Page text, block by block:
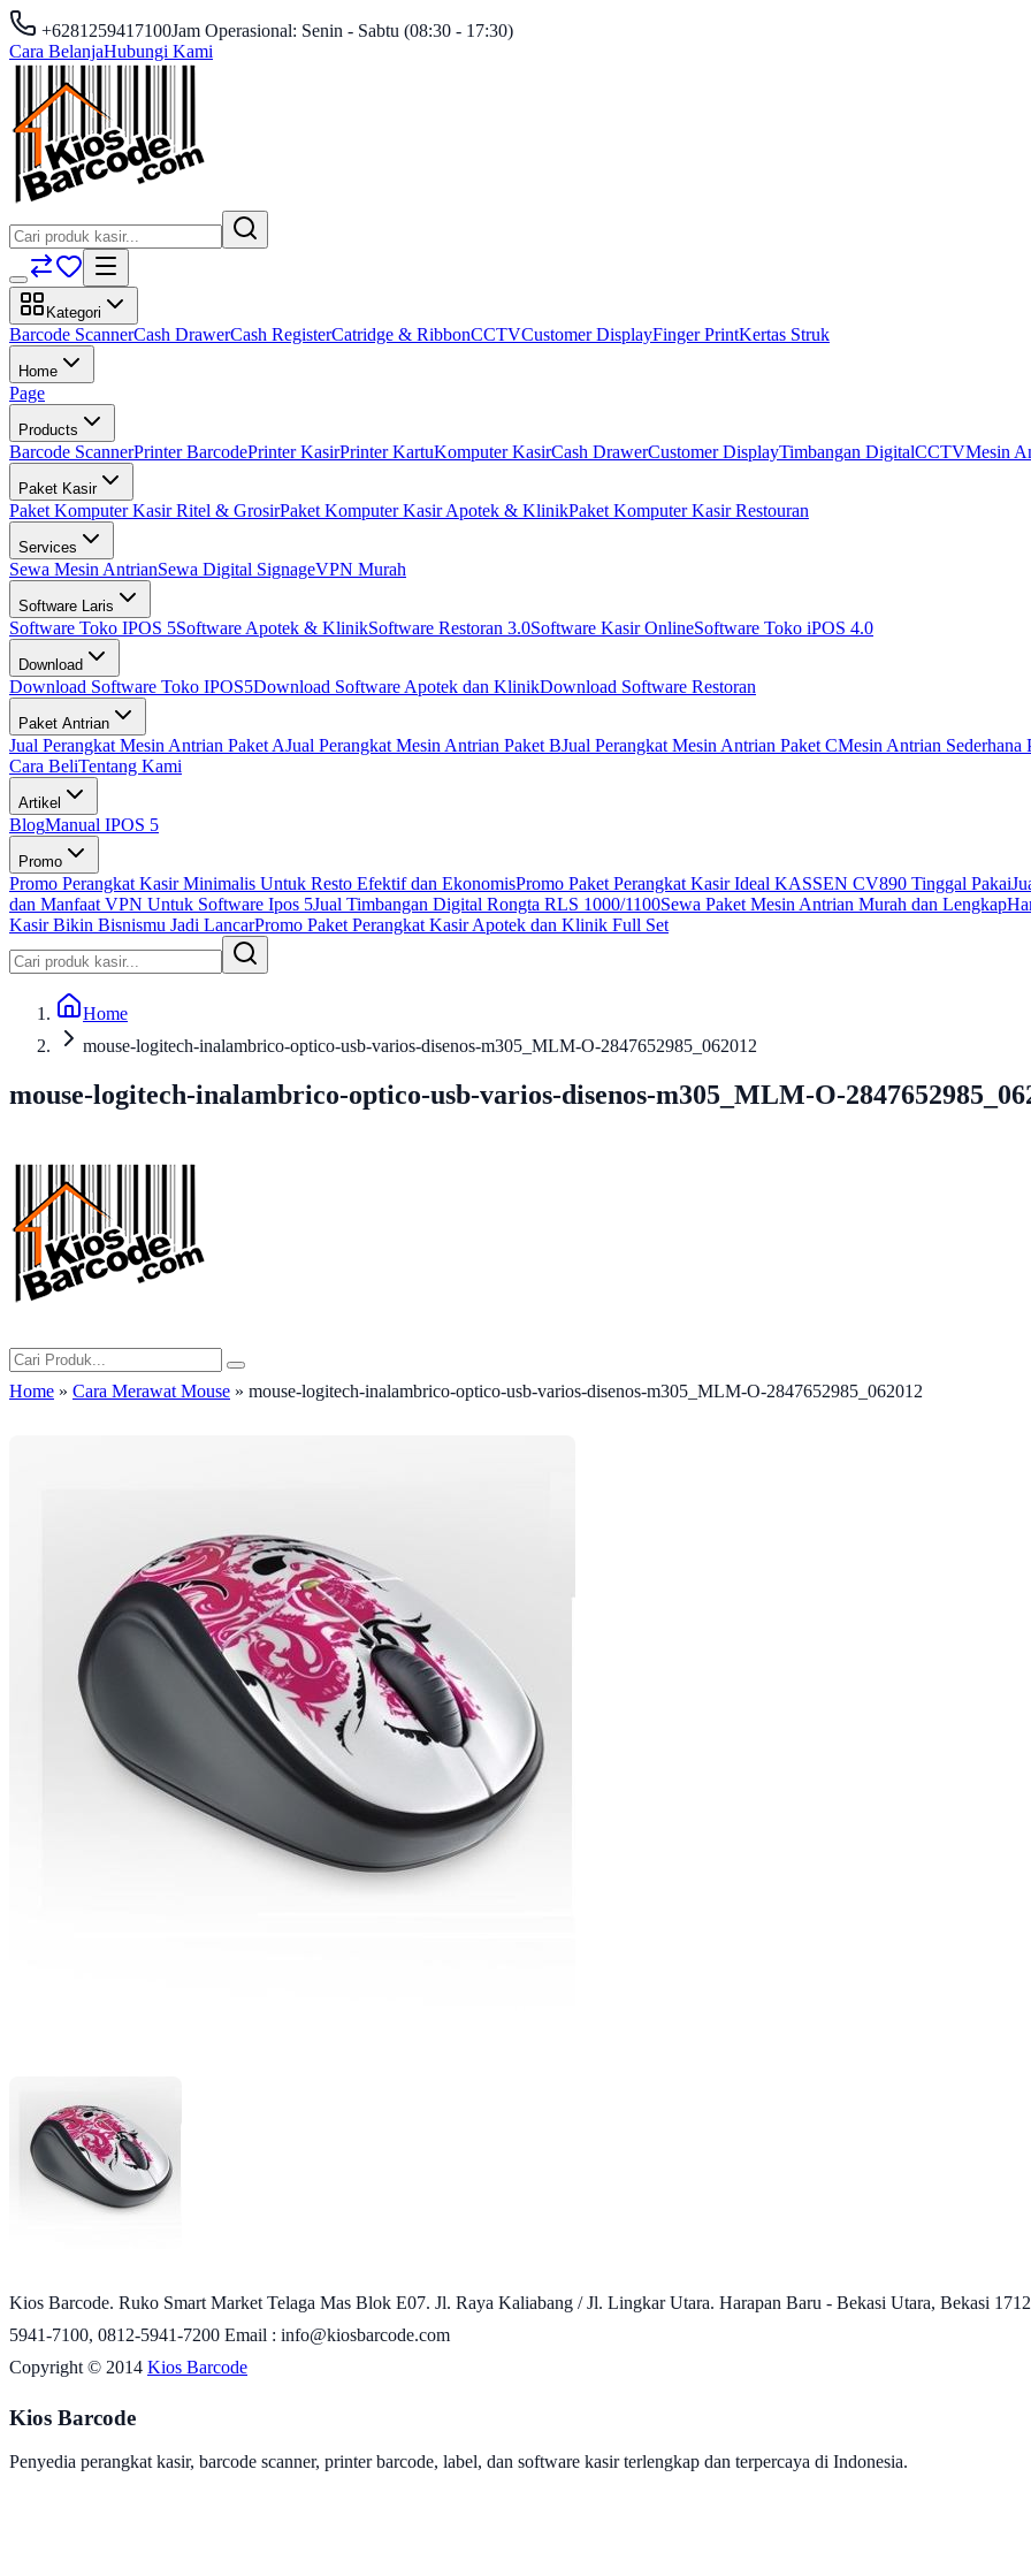
+6281259417100Jam Operasional: Senin - Sabtu (08:30 - 17:30)
Cara BelanjaHubungi Kami
Kategori
Barcode ScannerCash DrawerCash RegisterCatridge & RibbonCCTVCustomer DisplayFinger PrintKertas Struk
Home
Page
Products
Barcode ScannerPrinter BarcodePrinter KasirPrinter KartuKomputer KasirCash DrawerCustomer DisplayTimbangan DigitalCCTVMesin
Paket Kasir
Paket Komputer Kasir Ritel & GrosirPaket Komputer Kasir Apotek & KlinikPaket Komputer Kasir Restouran
Services
Sewa Mesin AntrianSewa Digital SignageVPN Murah
Software Laris
Software Toko IPOS 5Software Apotek & KlinikSoftware Restoran 3.0Software Kasir OnlineSoftware Toko iPOS 4.0
Download
Download Software Toko IPOS5Download Software Apotek dan KlinikDownload Software Restoran
Paket Antrian
Jual Perangkat Mesin Antrian Paket AJual Perangkat Mesin Antrian Paket BJual Perangkat Mesin Antrian Paket CMesin Antrian Sederhana
Cara BeliTentang Kami
Artikel
BlogManual IPOS 5
Promo
Promo Perangkat Kasir Minimalis Untuk Resto Efektif dan EkonomisPromo Paket Perangkat Kasir Ideal KASSEN CV890 Tinggal Pakai
dan Manfaat VPN Untuk Software Ipos 5Jual Timbangan Digital Rongta RLS 1000/1100Sewa Paket Mesin Antrian Murah dan Lengkap
Kasir Bikin Bisnismu Jadi LancarPromo Paket Perangkat Kasir Apotek dan Klinik Full Set
Home
mouse-logitech-inalambrico-optico-usb-varios-disenos-m305_MLM-O-2847652985_062012
mouse-logitech-inalambrico-optico-usb-varios-disenos-m305_MLM-O-
Home » Cara Merawat Mouse » mouse-logitech-inalambrico-optico-usb-varios-disenos-m305_MLM-O-2847652985_062012
Kios Barcode. Ruko Smart Market Telaga Mas Blok E07. Jl. Raya Kaliabang / Jl. Lingkar Utara. Harapan Baru - Bekasi Utara, Bekasi
5941-7100, 0812-5941-7200 Email : info@kiosbarcode.com
Copyright © 2014 Kios Barcode
Kios Barcode
Penyedia perangkat kasir, barcode scanner, printer barcode, label, dan software kasir terlengkap dan terpercaya di Indonesia.